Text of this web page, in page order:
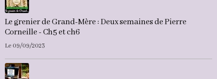
Le grenier de Grand-Mère : Deux semaines de Pierre
Corneille - Ch5 et ch6
Le 09/09/2023